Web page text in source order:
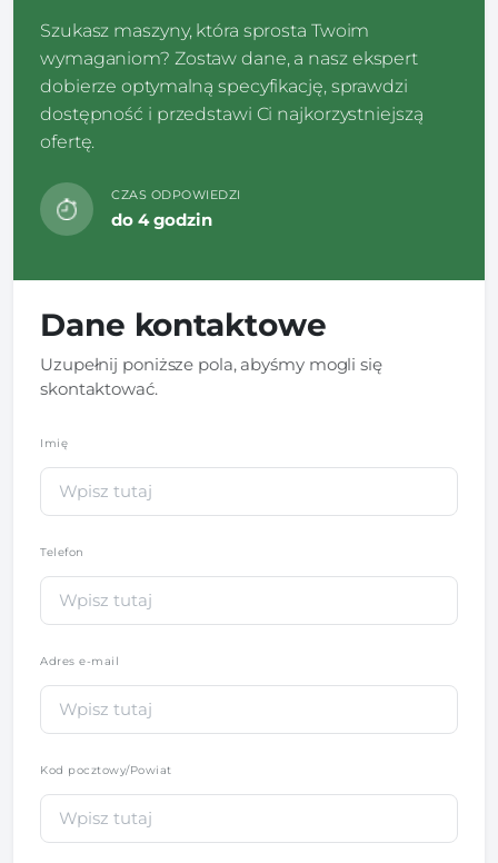
Szukasz maszyny, która sprosta Twoim
wymaganiom? Zostaw dane, a nasz ekspert
dobierze optymalną specyfikację, sprawdzi
dostępność i przedstawi Ci najkorzystniejszą
ofertę.
CZAS ODPOWIEDZI
do 4 godzin
Dane kontaktowe
Uzupełnij poniższe pola, abyśmy mogli się
skontaktować.
Imię
Telefon
Adres e-mail
Kod pocztowy/Powiat